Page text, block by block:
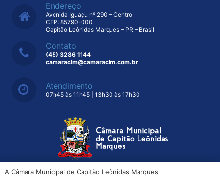
Endereço
Avenida Iguaçu nº 290 – Centro
CEP: 85790-000
Capitão Leônidas Marques – PR – Brasil
Contato
(45) 3286 1144
camaraclm@camaraclm.com.br
Atendimento
07h45 às 11h45 | 13h30 às 17h30
A Câmara Municipal de Capitão Leônidas Marques